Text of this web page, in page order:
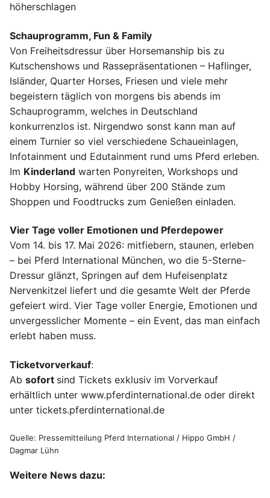
höherschlagen
Schauprogramm, Fun & Family
Von Freiheitsdressur über Horsemanship bis zu
Kutschenshows und Rassepräsentationen – Haflinger,
Isländer, Quarter Horses, Friesen und viele mehr
begeistern täglich von morgens bis abends im
Schauprogramm, welches in Deutschland
konkurrenzlos ist. Nirgendwo sonst kann man auf
einem Turnier so viel verschiedene Schaueinlagen,
Infotainment und Edutainment rund ums Pferd erleben.
Im Kinderland warten Ponyreiten, Workshops und
Hobby Horsing, während über 200 Stände zum
Shoppen und Foodtrucks zum Genießen einladen.
Vier Tage voller Emotionen und Pferdepower
Vom 14. bis 17. Mai 2026: mitfiebern, staunen, erleben
– bei Pferd International München, wo die 5-Sterne-
Dressur glänzt, Springen auf dem Hufeisenplatz
Nervenkitzel liefert und die gesamte Welt der Pferde
gefeiert wird. Vier Tage voller Energie, Emotionen und
unvergesslicher Momente – ein Event, das man einfach
erlebt haben muss.
Ticketvorverkauf:
Ab sofort sind Tickets exklusiv im Vorverkauf
erhältlich unter www.pferdinternational.de oder direkt
unter tickets.pferdinternational.de
Quelle: Pressemitteilung Pferd International / Hippo GmbH /
Dagmar Lühn
Weitere News dazu: